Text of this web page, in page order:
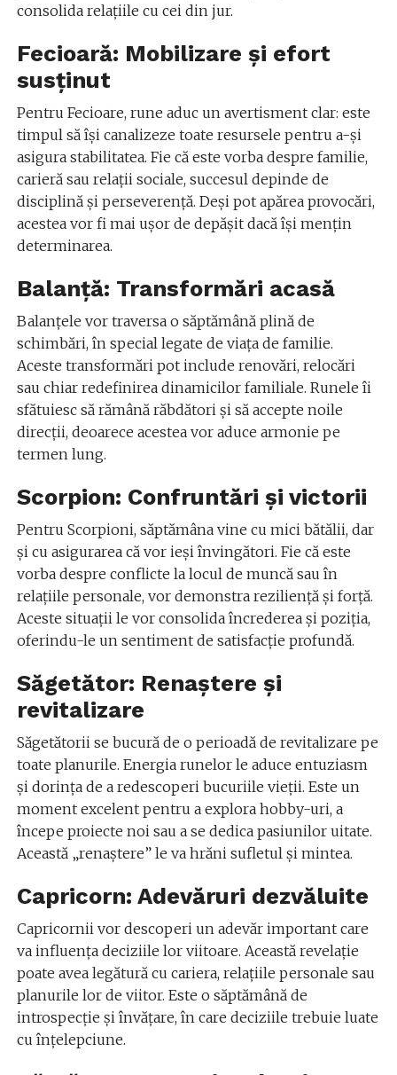
consolida relațiile cu cei din jur.
Fecioară: Mobilizare și efort
susținut
Pentru Fecioare, rune aduc un avertisment clar: este
timpul să își canalizeze toate resursele pentru a-și
asigura stabilitatea. Fie că este vorba despre familie,
carieră sau relații sociale, succesul depinde de
disciplină și perseverență. Deși pot apărea provocări,
acestea vor fi mai ușor de depășit dacă își mențin
determinarea.
Balanță: Transformări acasă
Balanțele vor traversa o săptămână plină de
schimbări, în special legate de viața de familie.
Aceste transformări pot include renovări, relocări
sau chiar redefinirea dinamicilor familiale. Runele îi
sfătuiesc să rămână răbdători și să accepte noile
direcții, deoarece acestea vor aduce armonie pe
termen lung.
Scorpion: Confruntări și victorii
Pentru Scorpioni, săptămâna vine cu mici bătălii, dar
și cu asigurarea că vor ieși învingători. Fie că este
vorba despre conflicte la locul de muncă sau în
relațiile personale, vor demonstra reziliență și forță.
Aceste situații le vor consolida încrederea și poziția,
oferindu-le un sentiment de satisfacție profundă.
Săgetător: Renaștere și
revitalizare
Săgetătorii se bucură de o perioadă de revitalizare pe
toate planurile. Energia runelor le aduce entuziasm
și dorința de a redescoperi bucuriile vieții. Este un
moment excelent pentru a explora hobby-uri, a
începe proiecte noi sau a se dedica pasiunilor uitate.
Această „renaștere” le va hrăni sufletul și mintea.
Capricorn: Adevăruri dezvăluite
Capricornii vor descoperi un adevăr important care
va influența deciziile lor viitoare. Această revelație
poate avea legătură cu cariera, relațiile personale sau
planurile lor de viitor. Este o săptămână de
introspecție și învățare, în care deciziile trebuie luate
cu înțelepciune.